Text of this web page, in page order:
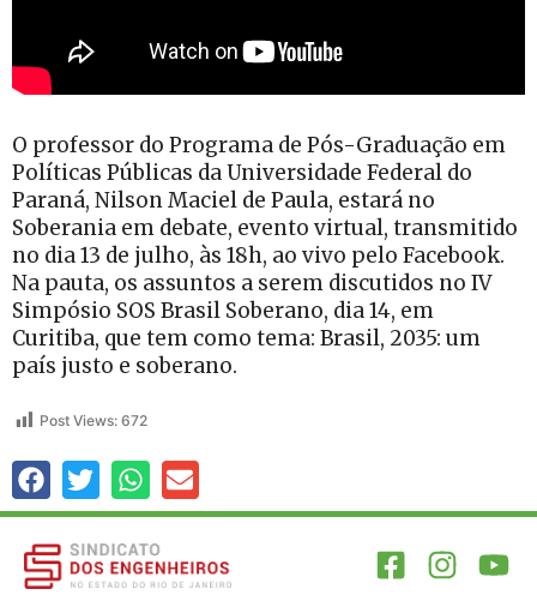
O professor do Programa de Pós-Graduação em
Políticas Públicas da Universidade Federal do
Paraná, Nilson Maciel de Paula, estará no
Soberania em debate, evento virtual, transmitido
no dia 13 de julho, às 18h, ao vivo pelo Facebook.
Na pauta, os assuntos a serem discutidos no IV
Simpósio SOS Brasil Soberano, dia 14, em
Curitiba, que tem como tema: Brasil, 2035: um
país justo e soberano.
Post Views: 672